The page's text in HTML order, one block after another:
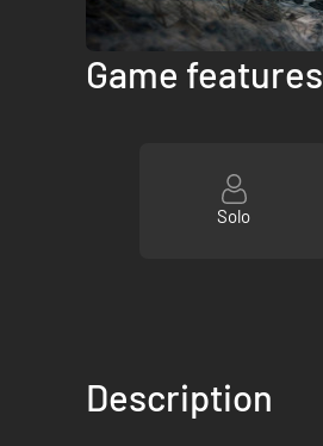
Game features
Solo
Description